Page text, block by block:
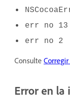
err no 13
err no 2
Consulte
Error en la